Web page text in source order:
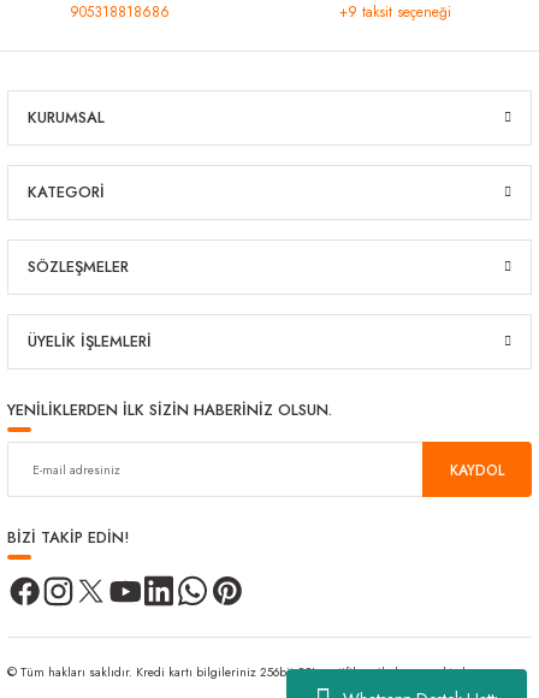
905318818686
+9 taksit seçeneği
KURUMSAL
KATEGORİ
SÖZLEŞMELER
ÜYELİK İŞLEMLERİ
YENİLİKLERDEN İLK SİZİN HABERİNİZ OLSUN.
KAYDOL
BİZİ TAKİP EDİN!
© Tüm hakları saklıdır. Kredi kartı bilgileriniz 256bit SSL sertifikası ile korunmaktadır.